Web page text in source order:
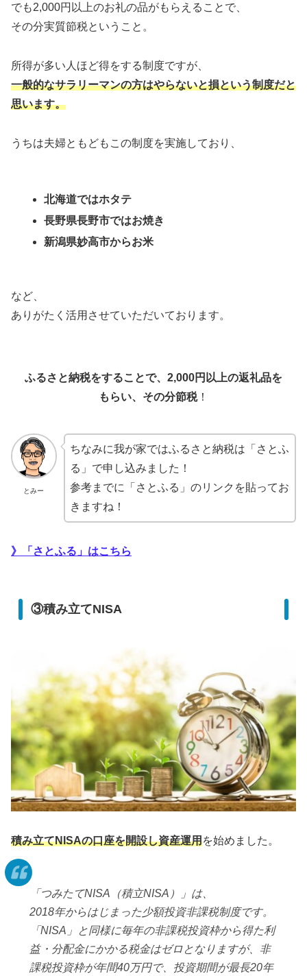
でも2,000円以上のお礼の品がもらえることで、
その分実質節税ということ。
所得が多い人ほど得をする制度ですが、
一般的なサラリーマンの方はやらないと損という制度だと
思います。
うちは夫婦ともどもこの制度を実施しており、
北海道ではホタテ
長野県長野市ではお焼き
新潟県妙高市からお米
など、
ありがたく活用させていただいております。
ふるさと納税をすることで、2,000円以上の返礼品を
もらい、その分節税！
とみー
ちなみに我が家ではふるさと納税は「さとふ
る」で申し込みました！
参考までに「さとふる」のリンクを貼ってお
きますね！
》「さとふる」はこちら
③積み立てNISA
積み立てNISAの口座を開設し資産運用を始めました。
「つみたてNISA（積立NISA）」は、
2018年からはじまった少額投資非課税制度です。
「NISA」と同様に毎年の非課税投資枠から得た利
益・分配金にかかる税金はゼロとなりますが、非
課税投資枠が年間40万円で、投資期間が最長20年